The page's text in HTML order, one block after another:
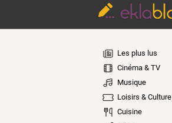
Les plus lus
Cinéma & TV
Musique
Loisirs & Culture
Cuisine